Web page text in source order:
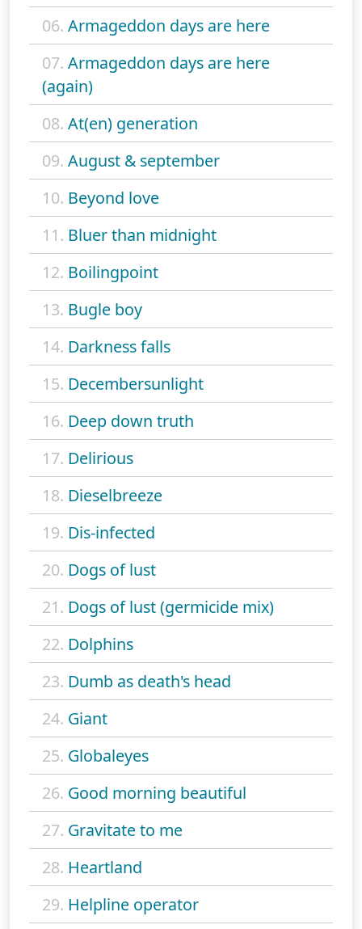
06. Armageddon days are here
07. Armageddon days are here
(again)
08. At(en) generation
09. August & september
10. Beyond love
11. Bluer than midnight
12. Boilingpoint
13. Bugle boy
14. Darkness falls
15. Decembersunlight
16. Deep down truth
17. Delirious
18. Dieselbreeze
19. Dis-infected
20. Dogs of lust
21. Dogs of lust (germicide mix)
22. Dolphins
23. Dumb as death's head
24. Giant
25. Globaleyes
26. Good morning beautiful
27. Gravitate to me
28. Heartland
29. Helpline operator